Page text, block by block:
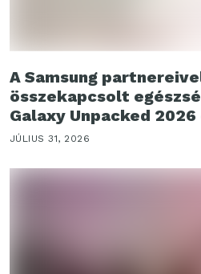
A Samsung
összekapcsolt
Galaxy Unpacked
JÚLIUS 31, 2026